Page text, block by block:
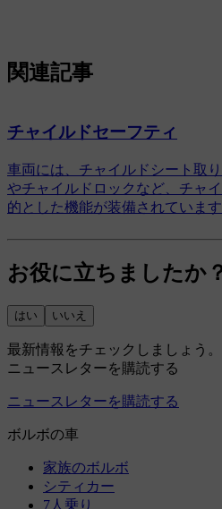
関連記事
チャイルドセーフティ
車両には、チャイルドシート取
やチャイルドロックなど、チャ
的とした機能が装備されています
お役に立ちましたか
はい いいえ